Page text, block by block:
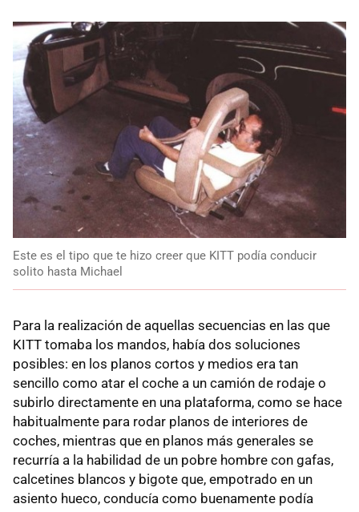
Este es el tipo que te hizo creer que KITT podía conducir
solito hasta Michael
Para la realización de aquellas secuencias en las que
KITT tomaba los mandos, había dos soluciones
posibles: en los planos cortos y medios era tan
sencillo como atar el coche a un camión de rodaje o
subirlo directamente en una plataforma, como se hace
habitualmente para rodar planos de interiores de
coches, mientras que en planos más generales se
recurría a la habilidad de un pobre hombre con gafas,
calcetines blancos y bigote que, empotrado en un
asiento hueco, conducía como buenamente podía